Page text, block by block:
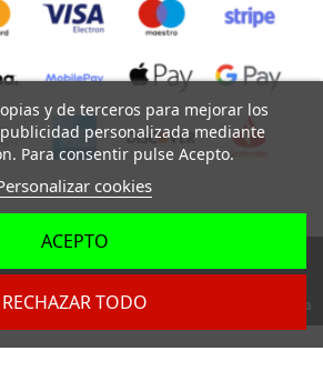
©
Dev. byDigital Agency Barcelona
y de terceros para mejorar los
personalizada mediante
Para consentir pulse Acepto.
cookies
RECHAZAR TODO
ACEPTO